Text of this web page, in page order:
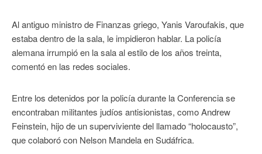
Al antiguo ministro de Finanzas griego, Yanis Varoufakis, que
estaba dentro de la sala, le impidieron hablar. La policía
alemana irrumpió en la sala al estilo de los años treinta,
comentó en las redes sociales.
Entre los detenidos por la policía durante la Conferencia se
encontraban militantes judíos antisionistas, como Andrew
Feinstein, hijo de un superviviente del llamado “holocausto”,
que colaboró con Nelson Mandela en Sudáfrica.